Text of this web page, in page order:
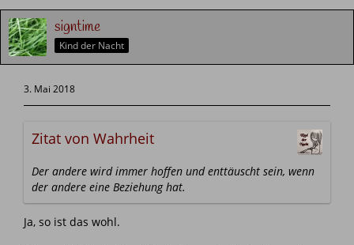
signtime
Kind der Nacht
3. Mai 2018
Zitat von Wahrheit
Der andere wird immer hoffen und enttäuscht sein, wenn
der andere eine Beziehung hat.
Ja, so ist das wohl.